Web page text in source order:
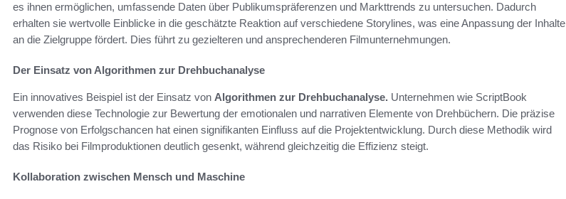
es ihnen ermöglichen, umfassende Daten über Publikumspräferenzen und Markttrends zu untersuchen. Dadurch
erhalten sie wertvolle Einblicke in die geschätzte Reaktion auf verschiedene Storylines, was eine Anpassung der Inhalte
an die Zielgruppe fördert. Dies führt zu gezielteren und ansprechenderen Filmunternehmungen.
Der Einsatz von Algorithmen zur Drehbuchanalyse
Ein innovatives Beispiel ist der Einsatz von Algorithmen zur Drehbuchanalyse. Unternehmen wie ScriptBook
verwenden diese Technologie zur Bewertung der emotionalen und narrativen Elemente von Drehbüchern. Die präzise
Prognose von Erfolgschancen hat einen signifikanten Einfluss auf die Projektentwicklung. Durch diese Methodik wird
das Risiko bei Filmproduktionen deutlich gesenkt, während gleichzeitig die Effizienz steigt.
Kollaboration zwischen Mensch und Maschine